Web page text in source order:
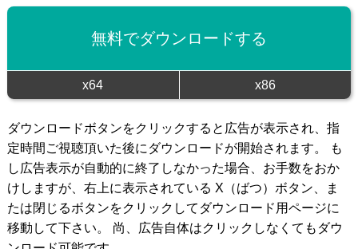
無料でダウンロードする
x64 x86
ダウンロードボタンをクリックすると広告が表示され、指
定時間ご視聴頂いた後にダウンロードが開始されます。 も
し広告表示が自動的に終了しなかった場合、お手数をおか
けしますが、右上に表示されている X（ばつ）ボタン、ま
たは閉じるボタンをクリックしてダウンロード用ページに
移動して下さい。 尚、広告自体はクリックしなくてもダウ